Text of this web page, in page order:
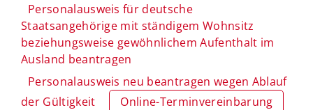
Personalausweis für deutsche
Staatsangehörige mit ständigem Wohnsitz
beziehungsweise gewöhnlichem Aufenthalt im
Ausland beantragen
Personalausweis neu beantragen wegen Ablauf
der Gültigkeit
Online-Terminvereinbarung